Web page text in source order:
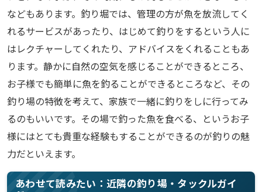
などもあります。釣り堀では、管理の方が魚を放流してく
れるサービスがあったり、はじめて釣りをするという人に
はレクチャーしてくれたり、アドバイスをくれることもあ
ります。静かに自然の空気を感じることができるところ、
お子様でも簡単に魚を釣ることができるところなど、その
釣り場の特徴を考えて、家族で一緒に釣りをしに行ってみ
るのもいいです。その場で釣った魚を食べる、というお子
様にはとても貴重な経験もすることができるのが釣りの魅
力だといえます。
あわせて読みたい：近隣の釣り場・タックルガイ